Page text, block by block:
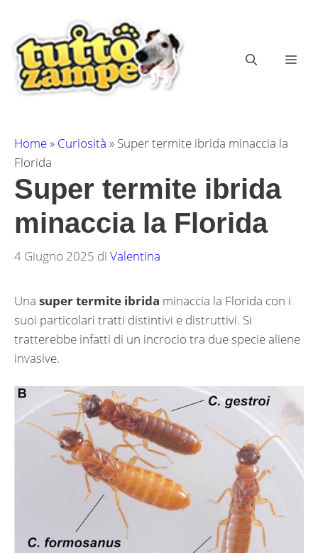
contenuto
Home» Curiosità » Super termite ibrida minaccia la
Florida
Super termite ibrida
minaccia la Florida
4 Giugno 2025 di Valentina
Una super termite ibrida minaccia la Florida con i
suoi particolari tratti distintivi e distruttivi. Si
tratterebbe infatti di un incrocio tra due specie aliene
invasive.